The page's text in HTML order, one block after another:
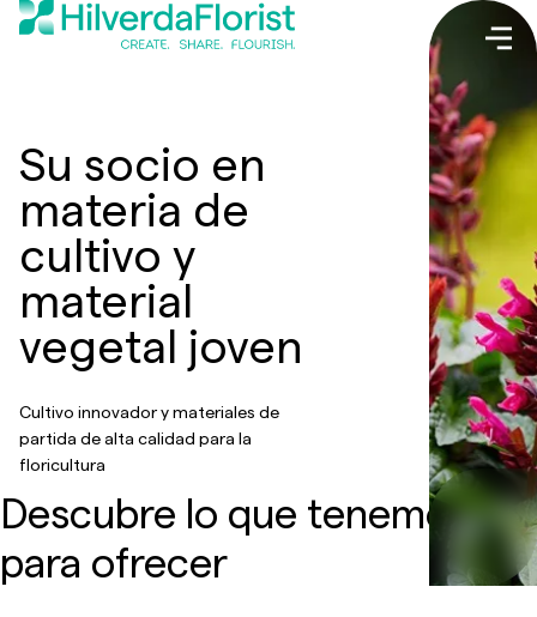
Su socio en
materia de
cultivo y
material
vegetal joven
Cultivo innovador y materiales de
partida de alta calidad para la
floricultura
Descubre lo que tenemos
para ofrecer